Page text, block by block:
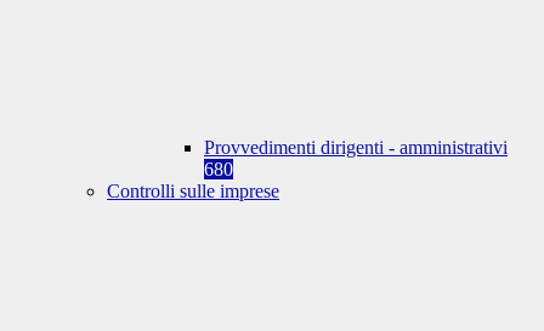
Provvedimenti dirigenti - amministrativi
680
Controlli sulle imprese